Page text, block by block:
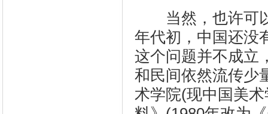
当然，也许可以
年代初，中国还没
这个问题并不成立
和民间依然流传少
术学院(现中国美